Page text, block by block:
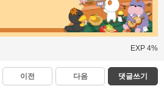
EXP 4%
이전 다음 댓글쓰기